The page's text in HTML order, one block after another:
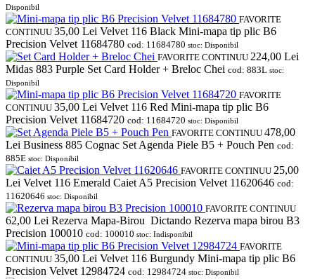
Disponibil
FAVORITE
CONTINUU 35,00 Lei Velvet 116 Black Mini-mapa tip plic B6
Precision Velvet 11684780 cod: 11684780 stoc: Disponibil
FAVORITE CONTINUU 224,00 Lei
Midas 883 Purple Set Card Holder + Breloc Chei cod: 883L stoc:
Disponibil
FAVORITE
CONTINUU 35,00 Lei Velvet 116 Red Mini-mapa tip plic B6
Precision Velvet 11684720 cod: 11684720 stoc: Disponibil
FAVORITE CONTINUU 478,00
Lei Business 885 Cognac Set Agenda Piele B5 + Pouch Pen cod:
885E stoc: Disponibil
FAVORITE CONTINUU 25,00
Lei Velvet 116 Emerald Caiet A5 Precision Velvet 11620646 cod:
11620646 stoc: Disponibil
FAVORITE CONTINUU
62,00 Lei Rezerva Mapa-Birou Dictando Rezerva mapa birou B3
Precision 100010 cod: 100010 stoc: Indisponibil
FAVORITE
CONTINUU 35,00 Lei Velvet 116 Burgundy Mini-mapa tip plic B6
Precision Velvet 12984724 cod: 12984724 stoc: Disponibil